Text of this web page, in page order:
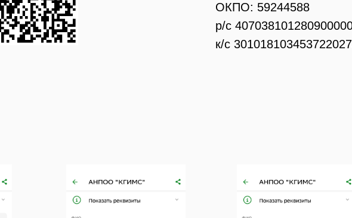
ОКПО: 59244588
р/с
к/с